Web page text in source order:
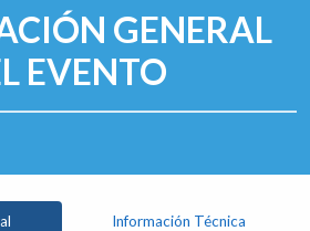
GENERAL
EVENTO
Información Técnica